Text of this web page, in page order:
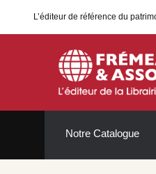
L’éditeur de référence du
Notre Catalogue